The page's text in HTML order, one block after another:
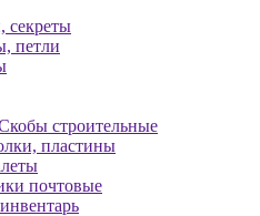
секреты
петли
строительные
пластины
почтовые